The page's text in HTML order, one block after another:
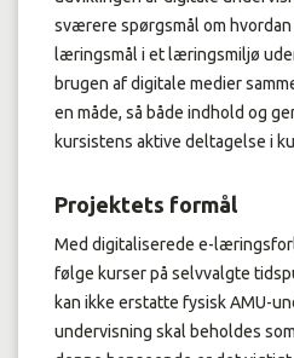
sværere spørgsmål om hvordan
læringsmål i et læringsmiljø
brugen af digitale medier
en måde, så både indhold og
kursistens aktive deltagelse i
Projektets formål
Med digitaliserede e-
følge kurser på selvvalgte
kan ikke erstatte fysisk AMU-
undervisning skal beholdes